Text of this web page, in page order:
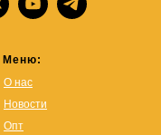
Меню:
О нас
Новости
Опт